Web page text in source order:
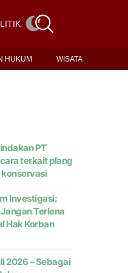
DAN HUKUM
HUKUM WISATA
PT
terkait plang
Investigasi:
Terlena
Hak Korban
2026 – Sebagai